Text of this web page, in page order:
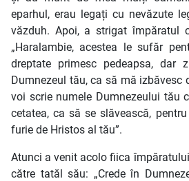
eparhul, erau legați cu nevăzute
văzduh. Apoi, a strigat împăratul
„Haralambie, acestea le sufăr
dreptate primesc pedeapsa,
Dumnezeul tău, ca să mă izbăvesc
voi scrie numele Dumnezeului tău
cetatea, ca să se slăvească,
furie de Hristos al tău”.
Atunci a venit acolo fiica
către tatăl său: „Crede în